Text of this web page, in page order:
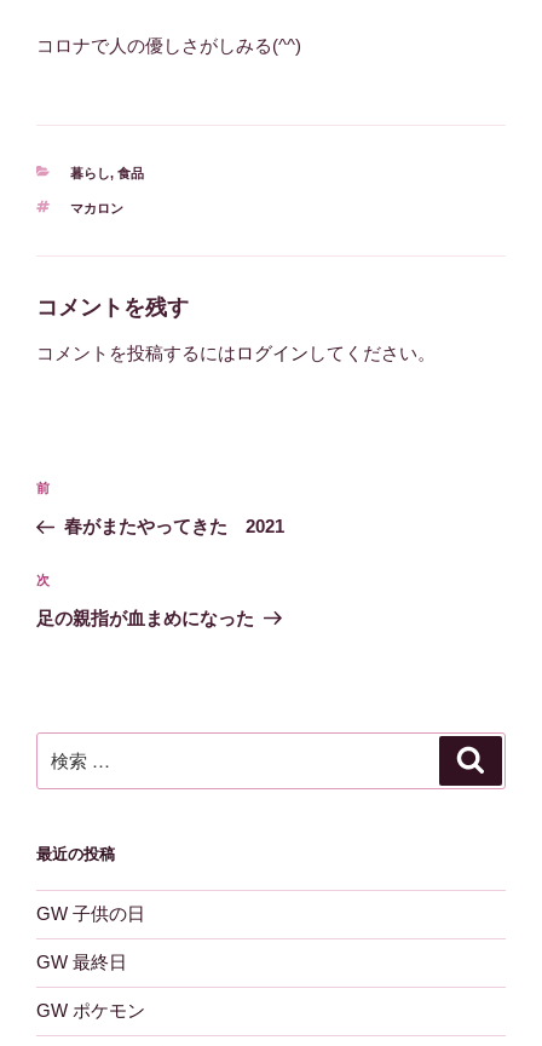
コロナで人の優しさがしみる(^^)
カ
ゴ
ー
暮らし, 食品
タ
マカロン
コメントを残す
コメントを投稿するにはログイン してください。
投
ナ
ビ
ゲ
ン
過
去
投
稿
前
春がまたやってきた 2021
次
の
次
足の親指が血まめになった
索:
最近の投稿
GW 子供の日
GW 最終日
GW ポケモン